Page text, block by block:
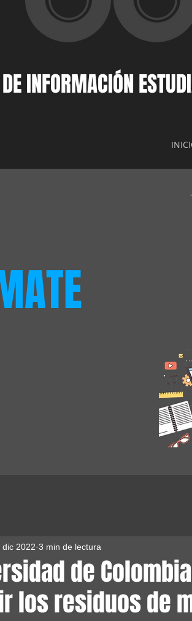
INFORMACIÓN
de
los residuos de
dic 2022 3 min de lectura